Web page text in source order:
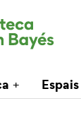
Espais